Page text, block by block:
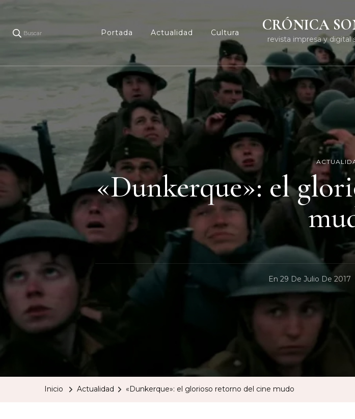
Buscar Portada Actualidad Cultura CRÓNICA
revista impresa y digital
«Dunkerque»: el
En 29 De Julio De 2017
Inicio Actualidad «Dunkerque»: el glorioso retorno del cine mudo